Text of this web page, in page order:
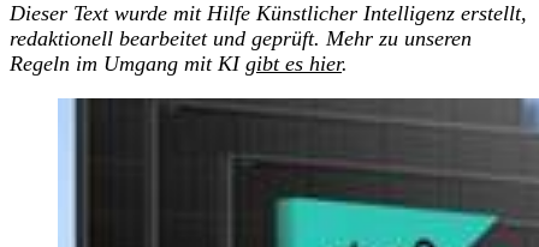
Dieser Text wurde mit Hilfe Künstlicher Intelligenz erstellt,
redaktionell bearbeitet und geprüft. Mehr zu unseren
Regeln im Umgang mit KI gibt es hier.